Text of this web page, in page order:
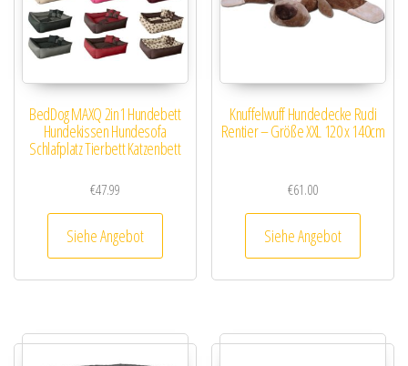
BedDog MAXQ 2in1 Hundebett
Hundekissen Hundesofa
Schlafplatz Tierbett Katzenbett
€47.99
Siehe Angebot
Knuffelwuff Hundedecke Rudi
Rentier – Größe XXL 120 x 140cm
€61.00
Siehe Angebot